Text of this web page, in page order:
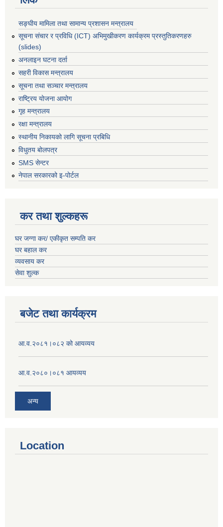
सङ्घीय मामिला तथा सामान्य प्रशासन मन्त्रालय
सूचना संचार र प्रविधि (ICT) अभिमुखीकरण कार्यक्रम प्रस्तुतिकरणहरु
(slides)
अनलाइन घटना दर्ता
सहरी विकास मन्त्रालय
सूचना तथा सञ्चार मन्त्रालय
राष्ट्रिय योजना आयोग
गृह मन्त्रालय
रक्षा मन्त्रालय
स्थानीय निकायको लागि सूचना प्रबिधि
विधुतय बोलपत्र
SMS सेन्टर
नेपाल सरकारको इ-पोर्टल
कर तथा शुल्कहरू
घर जग्गा कर/ एकीकृत सम्पति कर
घर बहाल कर
व्यवसाय कर
सेवा शुल्क
बजेट तथा कार्यक्रम
आ.व.२०८१।०८२ को आयव्यय
आ.व.२०८०।०८१ आयव्यय
अन्य
Location